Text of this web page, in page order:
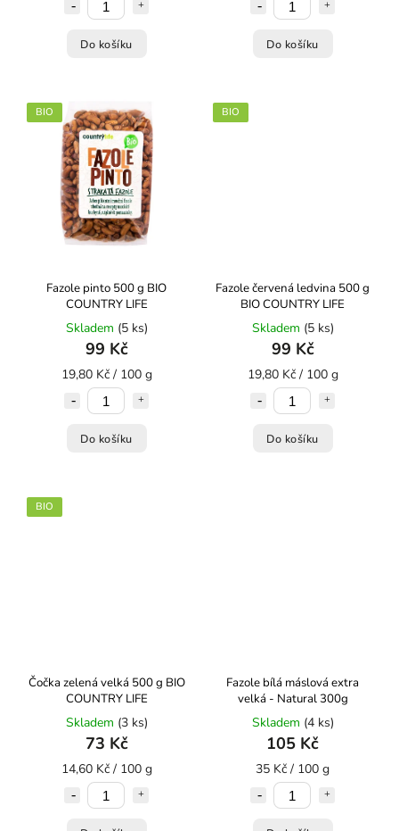
Do košíku Do košíku
BIO
Fazole pinto 500 g BIO
COUNTRY LIFE
Skladem (5 ks)
99 Kč
19,80 Kč / 100 g
Do košíku
BIO
Fazole červená ledvina 500 g
BIO COUNTRY LIFE
Skladem (5 ks)
99 Kč
19,80 Kč / 100 g
Do košíku
BIO
Čočka zelená velká 500 g BIO
COUNTRY LIFE
Skladem (3 ks)
73 Kč
14,60 Kč / 100 g
Fazole bílá máslová extra
velká - Natural 300g
Skladem (4 ks)
105 Kč
35 Kč / 100 g